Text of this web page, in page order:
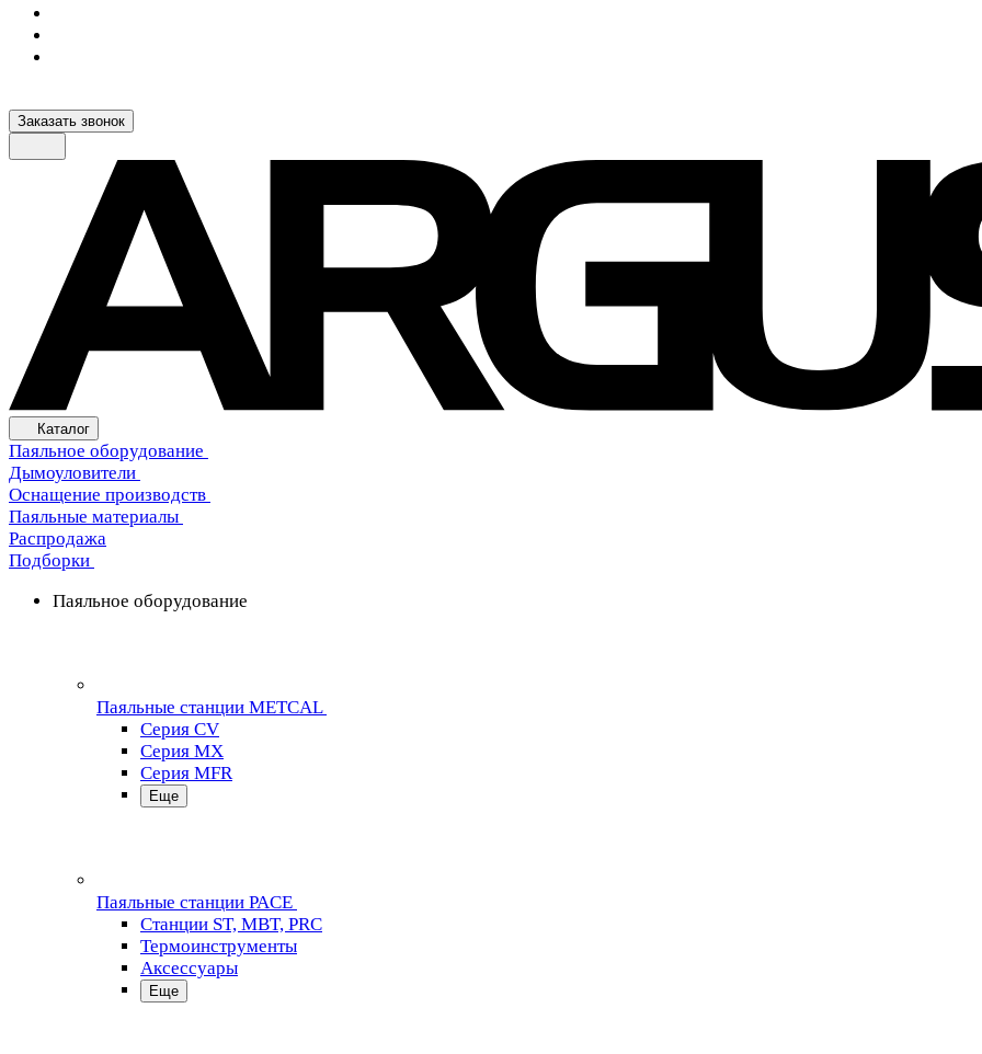
Заказать звонок
Каталог
Паяльное оборудование
Дымоуловители
Оснащение производств
Паяльные материалы
Распродажа
Подборки
Паяльное оборудование
Паяльные станции METCAL
Серия CV
Серия MX
Серия MFR
Еще
Паяльные станции PACE
Станции ST, MBT, PRC
Термоинструменты
Аксессуары
Еще